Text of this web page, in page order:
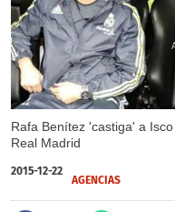
Rafa Benítez 'castiga' a
Real Madrid
2015-12-22
AGENCIAS